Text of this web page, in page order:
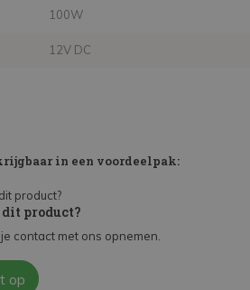
100W
12V DC
in een voordeelpak:
dit product?
contact met ons opnemen.
op